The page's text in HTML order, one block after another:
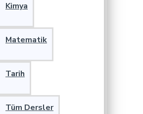
Kimya
Matematik
Tarih
Tüm Dersler